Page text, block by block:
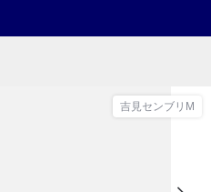
吉見センブリM